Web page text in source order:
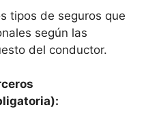
tipos de seguros que
según las
del conductor.